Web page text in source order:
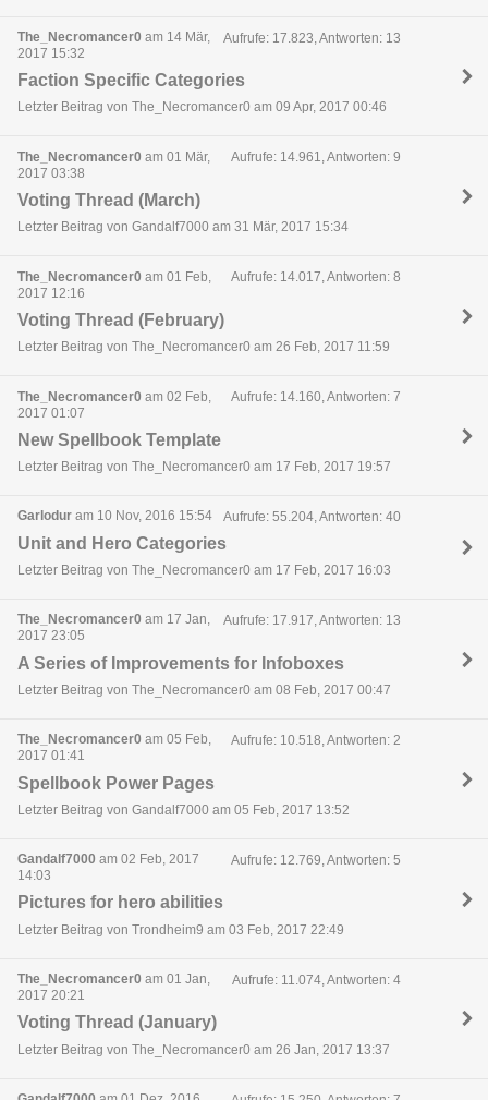
The_Necromancer0 am 14 Mär,
2017 15:32
Aufrufe: 17.823, Antworten: 13
Faction Specific Categories
Letzter Beitrag von The_Necromancer0 am 09 Apr, 2017 00:46
The_Necromancer0 am 01 Mär,
2017 03:38
Aufrufe: 14.961, Antworten: 9
Voting Thread (March)
Letzter Beitrag von Gandalf7000 am 31 Mär, 2017 15:34
The_Necromancer0 am 01 Feb,
2017 12:16
Aufrufe: 14.017, Antworten: 8
Voting Thread (February)
Letzter Beitrag von The_Necromancer0 am 26 Feb, 2017 11:59
The_Necromancer0 am 02 Feb,
2017 01:07
Aufrufe: 14.160, Antworten: 7
New Spellbook Template
Letzter Beitrag von The_Necromancer0 am 17 Feb, 2017 19:57
Garlodur am 10 Nov, 2016 15:54 Aufrufe: 55.204, Antworten: 40
Unit and Hero Categories
Letzter Beitrag von The_Necromancer0 am 17 Feb, 2017 16:03
The_Necromancer0 am 17 Jan,
2017 23:05
Aufrufe: 17.917, Antworten: 13
A Series of Improvements for Infoboxes
Letzter Beitrag von The_Necromancer0 am 08 Feb, 2017 00:47
The_Necromancer0 am 05 Feb,
2017 01:41
Aufrufe: 10.518, Antworten: 2
Spellbook Power Pages
Letzter Beitrag von Gandalf7000 am 05 Feb, 2017 13:52
Gandalf7000 am 02 Feb, 2017
14:03
Aufrufe: 12.769, Antworten: 5
Pictures for hero abilities
Letzter Beitrag von Trondheim9 am 03 Feb, 2017 22:49
The_Necromancer0 am 01 Jan,
2017 20:21
Aufrufe: 11.074, Antworten: 4
Voting Thread (January)
Letzter Beitrag von The_Necromancer0 am 26 Jan, 2017 13:37